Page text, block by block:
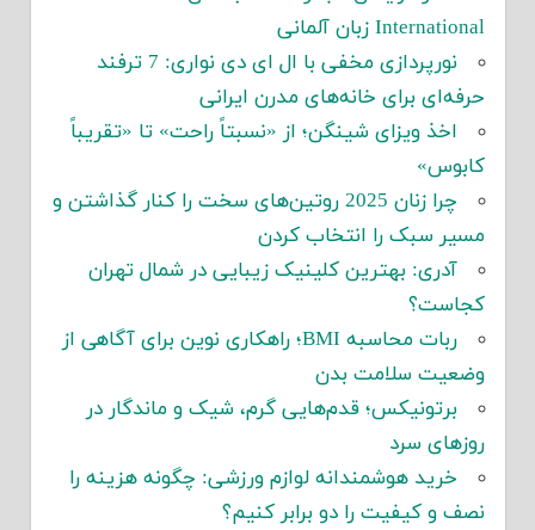
International زبان آلمانی
نورپردازی مخفی با ال ای دی نواری: 7 ترفند
حرفه‌ای برای خانه‌های مدرن ایرانی
اخذ ویزای شینگن؛ از «نسبتاً راحت» تا «تقریباً
کابوس»
چرا زنان 2025 روتین‌های سخت را کنار گذاشتن و
مسیر سبک را انتخاب کردن
آدری: بهترین کلینیک زیبایی در شمال تهران
کجاست؟
ربات محاسبه BMI؛ راهکاری نوین برای آگاهی از
وضعیت سلامت بدن
برتونیکس؛ قدم‌هایی گرم، شیک و ماندگار در
روزهای سرد
خرید هوشمندانه لوازم ورزشی: چگونه هزینه را
نصف و کیفیت را دو برابر کنیم؟